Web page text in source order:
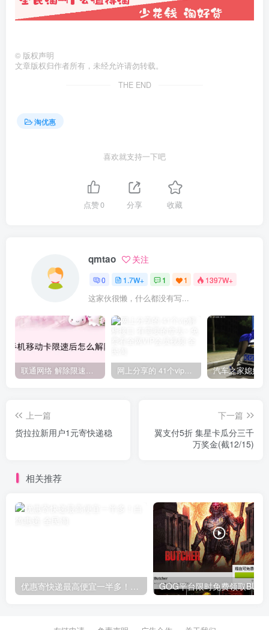
© 版权声明
文章版权归作者所有，未经允许请勿转载。
THE END
淘优惠
喜欢就支持一下吧
点赞0 分享 收藏
qmtao 关注
0 1.7W+ 1 1 1397W+
这家伙很懒，什么都没有写...
联通网络 解除限速方法参考！畅享、畅玩、老白干等及其它地区自测了 网上分享的 41个vip解析接口 有需要的拿去~ 免费看全网VIP会员视频
上一篇
货拉拉新用户1元寄快递稳
下一篇
翼支付5折 集星卡瓜分三千
万奖金(截12/15)
相关推荐
优惠寄快递最高便宜一半多！白鸽惠递